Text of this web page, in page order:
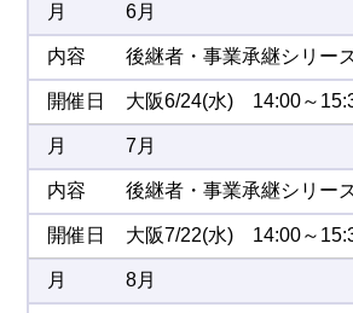
6月
後継者・事業承継シリー
大阪6/24(水) 14:00～
7月
後継者・事業承継シリー
大阪7/22(水) 14:00～
8月